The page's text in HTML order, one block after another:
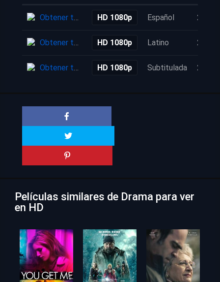
Obtener torrent HD 1080p Español 2
Obtener torrent HD 1080p Latino 2
Obtener torrent HD 1080p Subtitulada 2
Películas similares de Drama para ver
en HD